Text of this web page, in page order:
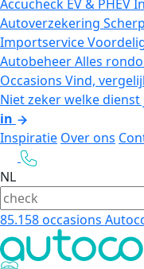
Accucheck EV & PHEV
Autoverzekering
Importservice
AutobeheerAlles
Occasions Vind,
Niet zeker welke
in
Inspiratie Over ons
NL
85.158occasions